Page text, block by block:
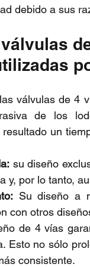
debido a sus
las válvulas de 4
de los
un
su diseño
y, por lo tanto,
Su diseño a
con otros
de 4 vías
Esto no sólo
consistente.